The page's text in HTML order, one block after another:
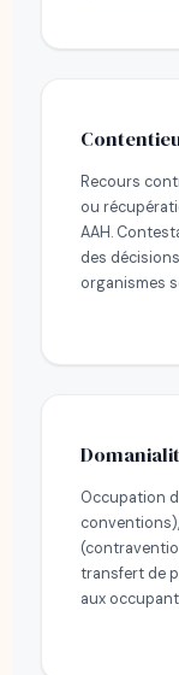
Recours
ou
AAH.
des
organismes
Occupation
transfert de
aux